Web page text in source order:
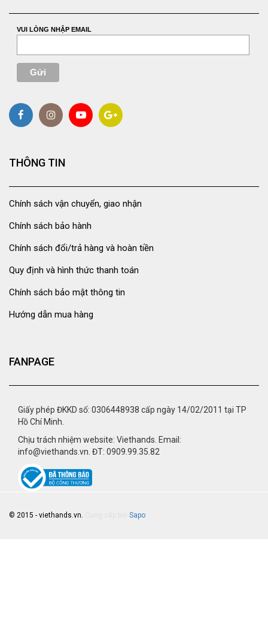
VUI LÒNG NHẬP EMAIL
THÔNG TIN
Chính sách vận chuyển, giao nhận
Chính sách bảo hành
Chính sách đổi/trả hàng và hoàn tiền
Quy định và hình thức thanh toán
Chính sách bảo mật thông tin
Hướng dẫn mua hàng
FANPAGE
Giấy phép ĐKKD số: 0306448938 cấp ngày 14/02/2011 tại TP
Hồ Chí Minh.
Chịu trách nhiệm website: Viethands. Email:
info@viethands.vn. ĐT: 0909.99.35.82
© 2015 - viethands.vn. Sapo